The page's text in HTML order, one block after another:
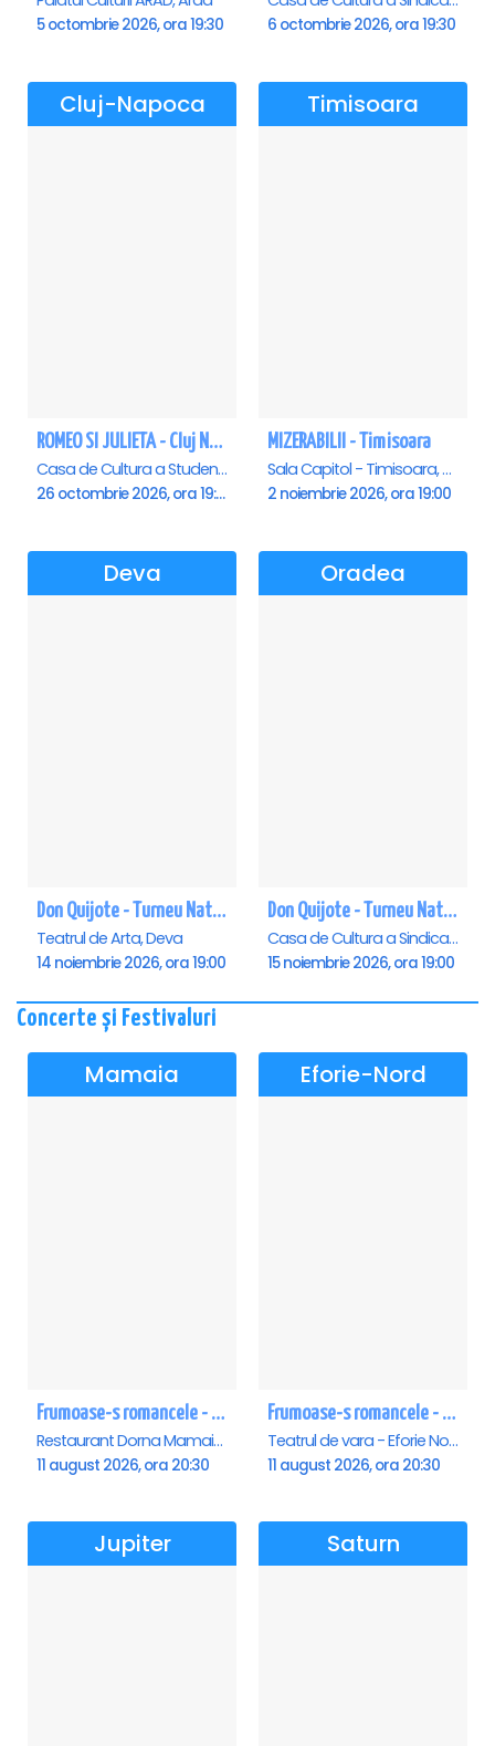
5 octombrie 2026, ora 19:30 6 octombrie 2026, ora 19:30
Cluj-Napoca
ROMEO SI JULIETA - Cluj Napoca
Casa de Cultura a Studentilor Dumitru Farcas, Cluj-Napoca
26 octombrie 2026, ora 19:00
Timisoara
MIZERABILII - Timisoara
Sala Capitol - Timisoara, Timisoara
2 noiembrie 2026, ora 19:00
Deva
Don Quijote - Turneu National de balet - Deva
Teatrul de Arta, Deva
14 noiembrie 2026, ora 19:00
Oradea
Don Quijote - Turneu National de balet - Oradea
Casa de Cultura a Sindicatelor , Oradea
15 noiembrie 2026, ora 19:00
Concerte și Festivaluri
Mamaia
Frumoase-s romancele - Mamaia
Restaurant Dorna Mamaia, Mamaia
11 august 2026, ora 20:30
Eforie-Nord
Frumoase-s romancele - Eforie Nord
Teatrul de vara - Eforie Nord, Eforie-Nord
11 august 2026, ora 20:30
Jupiter Saturn